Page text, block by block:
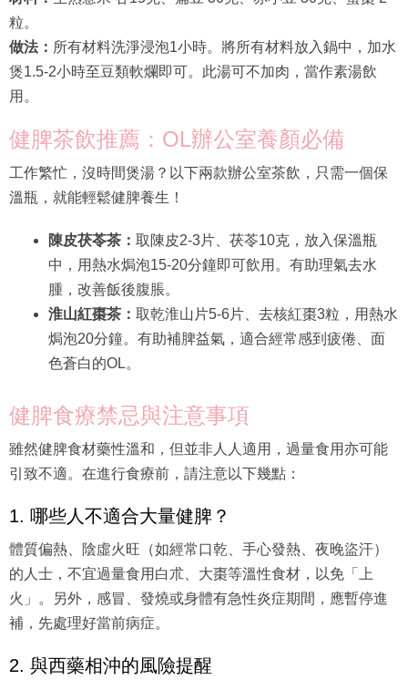
粒。
做法： 所有材料洗淨浸泡1小時。將所有材料放入鍋中，加水
煲1.5-2小時至豆類軟爛即可。此湯可不加肉，當作素湯飲
用。
健脾茶飲推薦：OL辦公室養顏必備
工作繁忙，沒時間煲湯？以下兩款辦公室茶飲，只需一個保
溫瓶，就能輕鬆健脾養生！
陳皮茯苓茶： 取陳皮2-3片、茯苓10克，放入保溫瓶
中，用熱水焗泡15-20分鐘即可飲用。有助理氣去水
腫，改善飯後腹脹。
淮山紅棗茶： 取乾淮山片5-6片、去核紅棗3粒，用熱水
焗泡20分鐘。有助補脾益氣，適合經常感到疲倦、面
色蒼白的OL。
健脾食療禁忌與注意事項
雖然健脾食材藥性溫和，但並非人人適用，過量食用亦可能
引致不適。在進行食療前，請注意以下幾點：
1. 哪些人不適合大量健脾？
體質偏熱、陰虛火旺（如經常口乾、手心發熱、夜晚盜汗）
的人士，不宜過量食用白朮、大棗等溫性食材，以免「上
火」。另外，感冒、發燒或身體有急性炎症期間，應暫停進
補，先處理好當前病症。
2. 與西藥相沖的風險提醒